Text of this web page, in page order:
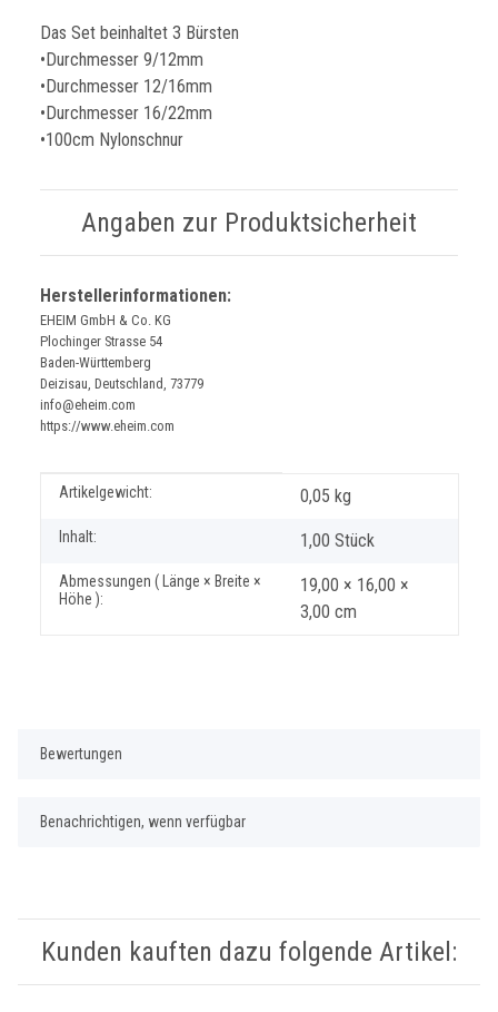
Das Set beinhaltet 3 Bürsten
•Durchmesser 9/12mm
•Durchmesser 12/16mm
•Durchmesser 16/22mm
•100cm Nylonschnur
Angaben zur Produktsicherheit
Herstellerinformationen:
EHEIM GmbH & Co. KG
Plochinger Strasse 54
Baden-Württemberg
Deizisau, Deutschland, 73779
info@eheim.com
https://www.eheim.com
Produkteigenschaft
Wert
Artikelgewicht: 0,05 kg
Inhalt: 1,00 Stück
Abmessungen ( Länge × Breite ×
Höhe ):
19,00 × 16,00 ×
3,00 cm
Bewertungen
Benachrichtigen, wenn verfügbar
Kunden kauften dazu folgende Artikel: